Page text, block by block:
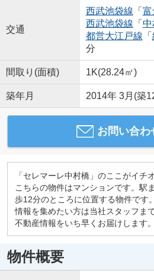
交通
西武池袋線 「 富
西武池袋線 「 中
都営大江戸線 「
分
間取り(面積) 1K(28.24㎡)
築年月 2014年 3月(築
お問い合わ
「セレマーレ中村橋」のここがイチ
こちらの物件はマンションです。駅
歩12分のところに位置する物件です
情報を集めたい方は当社スタッフま
不動産情報をいち早くお届けします。
物件概要